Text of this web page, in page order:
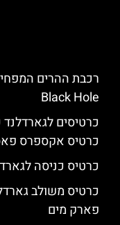
Black Hole
כרטיסים לגארדלנד
כרטיס אקספרס
כרטיס כניסה
כרטיס משולב
פארק מים